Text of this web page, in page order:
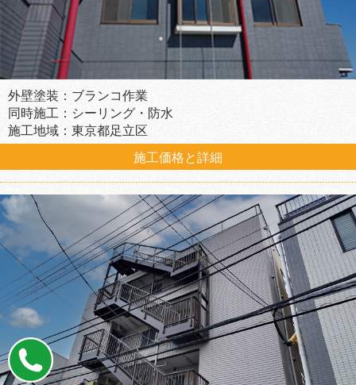
外壁塗装：ブランコ作業
同時施工：シーリング・防水
施工地域：東京都足立区
施工価格と詳細